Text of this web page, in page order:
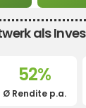
als
52%
Ø Rendite p.a.